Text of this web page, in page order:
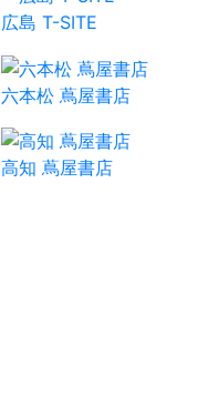
広島 T-SITE
六本松 蔦屋書店
高知 蔦屋書店